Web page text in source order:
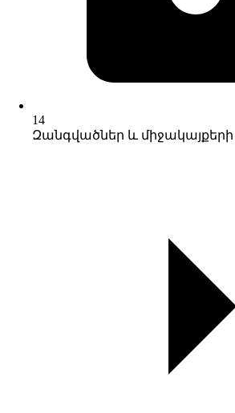
14
Զանգվածներ և միջակայքերի